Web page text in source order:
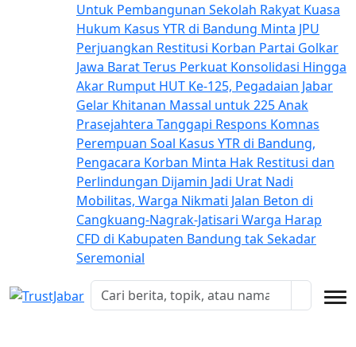
Untuk Pembangunan Sekolah Rakyat Kuasa
Hukum Kasus YTR di Bandung Minta JPU
Perjuangkan Restitusi Korban Partai Golkar
Jawa Barat Terus Perkuat Konsolidasi Hingga
Akar Rumput HUT Ke-125, Pegadaian Jabar
Gelar Khitanan Massal untuk 225 Anak
Prasejahtera Tanggapi Respons Komnas
Perempuan Soal Kasus YTR di Bandung,
Pengacara Korban Minta Hak Restitusi dan
Perlindungan Dijamin Jadi Urat Nadi
Mobilitas, Warga Nikmati Jalan Beton di
Cangkuang-Nagrak-Jatisari Warga Harap
CFD di Kabupaten Bandung tak Sekadar
Seremonial